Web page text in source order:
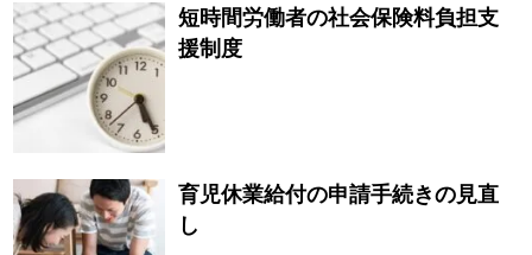
短時間労働者の社会保険料負担支
援制度
育児休業給付の申請手続きの見直
し